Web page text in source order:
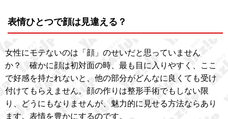
表情ひとつで顔は見違える？
女性にモテないのは「顔」のせいだと思っていません
か？ 確かに顔は初対面の時、最も目に入りやすく、ここ
で好感を持たれないと、他の部分がどんなに良くても受け
付けてもらえません。顔の作りは整形手術でもしない限
り、どうにもなりませんが、魅力的に見せる方法ならあり
ます。表情を豊かにするのです。